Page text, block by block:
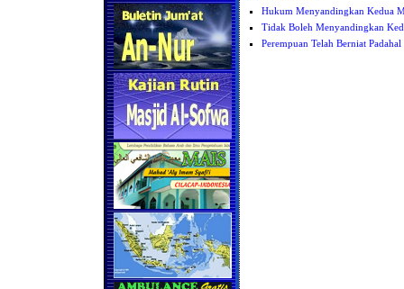
Hukum Menyandingkan Kedua
Tidak Boleh Menyandingkan
Perempuan Telah Berniat